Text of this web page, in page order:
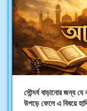
সৌন্দর্য বাড়ানোর জন্য
উপড়ে ফেলে এ বিষয়ে